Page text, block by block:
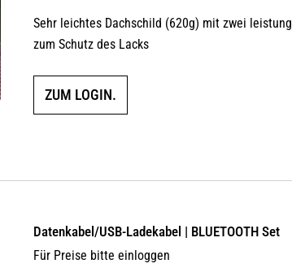
Sehr leichtes Dachschild (620g) mit zwei
zum Schutz des Lacks
ZUM LOGIN.
Datenkabel/USB-Ladekabel | BLUETOOTH Set
Für Preise bitte einloggen